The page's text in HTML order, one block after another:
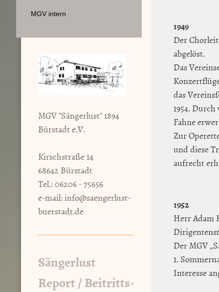
1949
Der
abgelöst.
Das
das
1954.
Fahne
Zur
und diese
aufrecht
1952
Herr Adam
Der MGV
1.
Interesse
MGV intern
MGV "Sängerlust" 1894
Bürstadt e.V.
Kirschstraße 14
68642 Bürstadt
Tel.: 06206 - 75656
e-mail:info@saengerlust-
buerstadt.de
Sängerlust
Report / Beitritts-